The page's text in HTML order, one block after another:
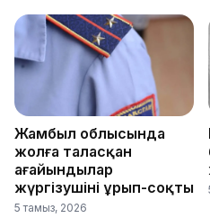
Жамбыл облысында
жолға таласқан
ағайындылар
жүргізушіні ұрып-соқты
5 тамыз, 2026